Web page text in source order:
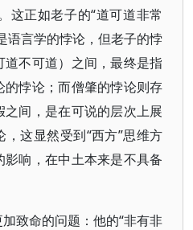
这正如老子的“道可道非常
语言学的悖论，但老子的悖
不可道）之间，最终是指
悖论；而僧肇的悖论则存
间，是在可说的层次上展
这显然受到“西方”思维方
响，在中土本来是不具备
致命的问题：他的“非有非